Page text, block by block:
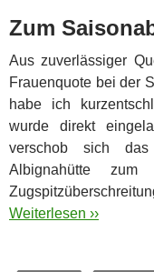
Zum
Aus zuverlässiger
Frauenquote bei der
habe ich
wurde direkt
verschob sich
Albignahütte
Weiterlesen ››